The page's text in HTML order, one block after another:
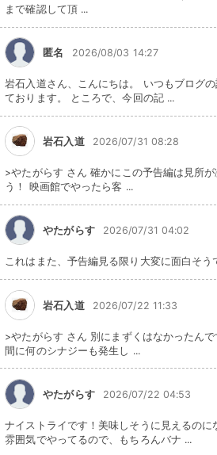
まで確認して頂 ...
匿名 2026/08/03 14:27
岩石入道さん、こんにちは。 いつもブログ
ております。 ところで、今回の記 ...
岩石入道 2026/07/31 08:28
>やたがらす さん 確かにこの予告編は見所
う！ 映画館でやったら客 ...
やたがらす 2026/07/31 04:02
これはまた、予告編見る限り大変に面白そう
岩石入道 2026/07/22 11:33
>やたがらす さん 別にまずくはなかったん
間に何のシナジーも発生し ...
やたがらす 2026/07/22 04:53
ナイストライです！美味しそうに見えるのに
雰囲気でやってるので、もちろんバナ ...